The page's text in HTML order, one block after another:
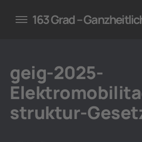
für Unternehmen
163 Grad –
geig-2025-
struktur-